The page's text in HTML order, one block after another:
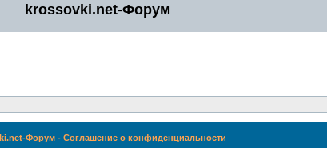
krossovki.net-Форум
Форум - Соглашение о конфиденциальности